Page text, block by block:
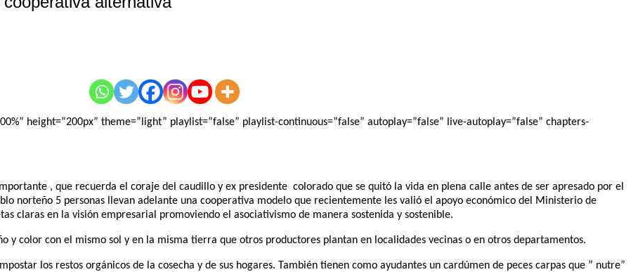
height=”200px” theme=”light” playlist=”false” playlist-continuous=”false” autoplay=”false” live-autoplay=”false” chapters-
, que recuerda el coraje del caudillo y ex presidente colorado que se quitó la vida en plena calle antes de ser apresado por el
norteño 5 personas llevan adelante una cooperativa modelo que recientemente les valió el apoyo económico del Ministerio de
claras en la visión empresarial promoviendo el asociativismo de manera sostenida y sostenible.
y color con el mismo sol y en la misma tierra que otros productores plantan en localidades vecinas o en otros departamentos.
los restos orgánicos de la cosecha y de sus hogares. También tienen como ayudantes un cardúmen de peces carpas que ” nutre”